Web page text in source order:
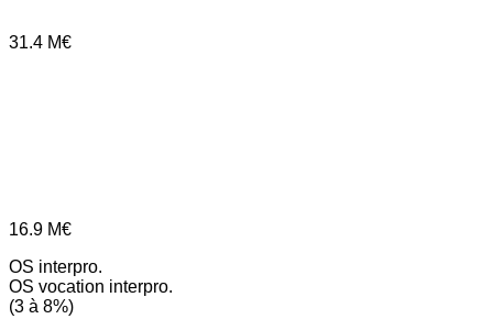
31.4 M€
16.9 M€
OS interpro.
OS vocation interpro.
(3 à 8%)